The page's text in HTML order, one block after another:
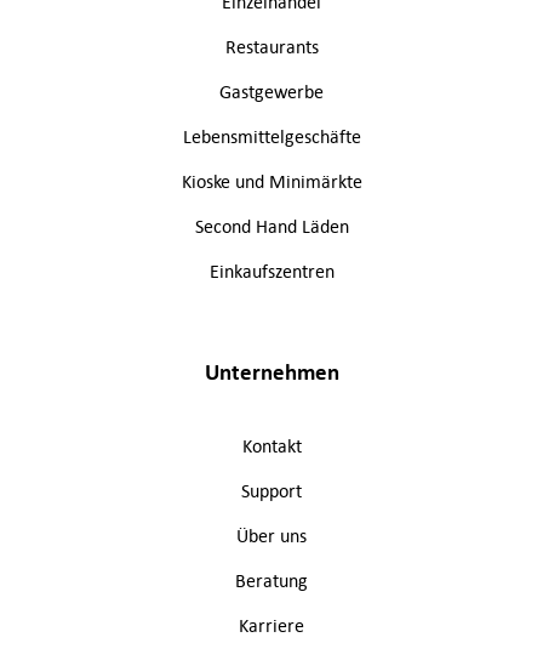
Restaurants
Gastgewerbe
Lebensmittelgeschäfte
Kioske und Minimärkte
Second Hand Läden
Einkaufszentren
Unternehmen
Kontakt
Support
Über uns
Beratung
Karriere